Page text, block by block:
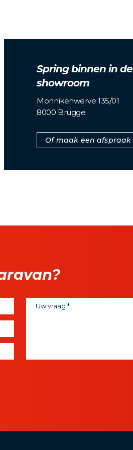
Spring binnen in de
showroom
Monnikenwerve 135/01
8000 Brugge
Of maak een afspraak